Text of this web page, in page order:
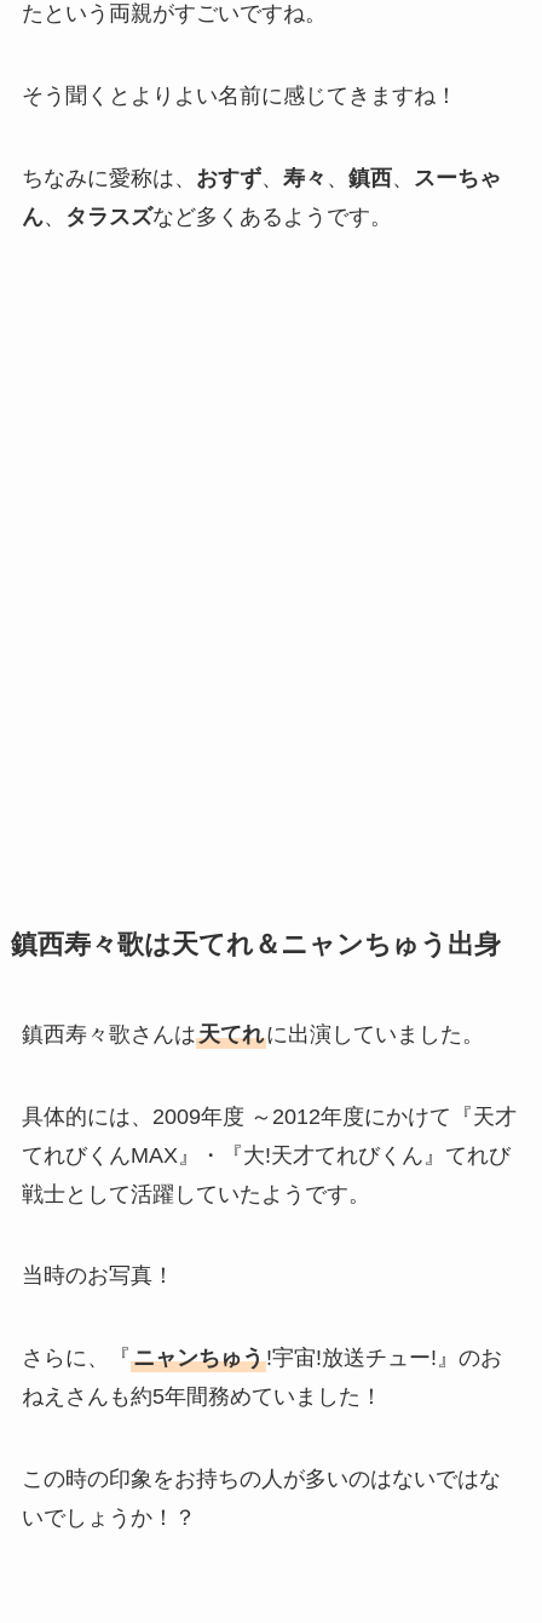
たという両親がすごいですね。
そう聞くとよりよい名前に感じてきますね！
ちなみに愛称は、 おすず、 寿々 、 鎮西、
スーちゃ
ん、 タラスズなど多くあるようです。
鎮西寿々歌は天てれ＆ニャンちゅう出身
鎮西寿々歌さんは天てれに出演していました。
具体的には、2009年度 ～2012年度にかけて『天才
てれびくんMAX』・『大!天才てれびくん』てれび
戦士として活躍していたようです。
当時のお写真！
さらに、『ニャンちゅう!宇宙!放送チュー!』のお
ねえさんも約5年間務めていました！
この時の印象をお持ちの人が多いのはないではな
いでしょうか！？